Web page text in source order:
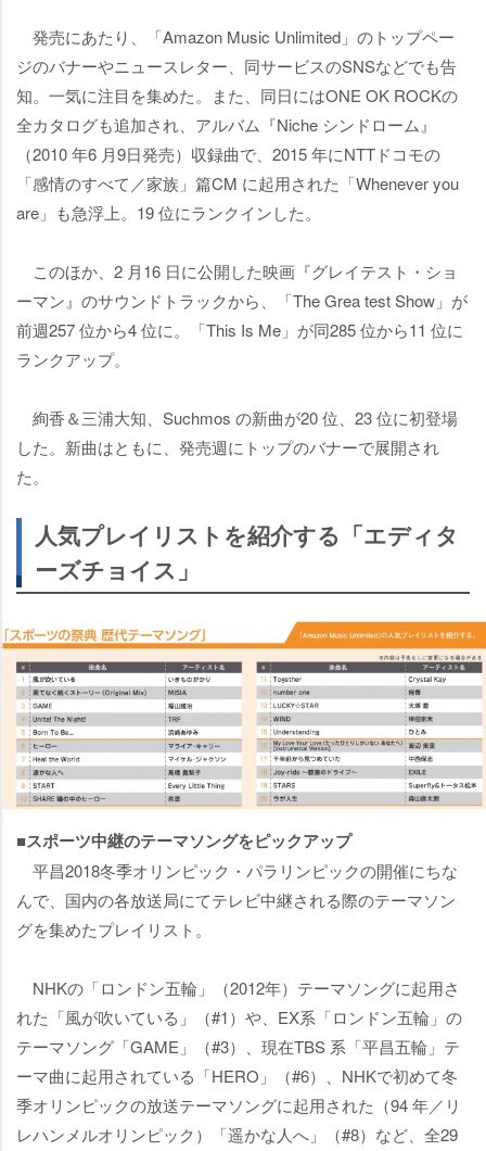
発売にあたり、「Amazon Music Unlimited」のトップペー
ジのバナーやニュースレター、同サービスのSNSなどでも告
知。一気に注目を集めた。また、同日にはONE OK ROCKの
全カタログも追加され、アルバム『Niche シンドローム』
（2010 年6 月9日発売）収録曲で、2015 年にNTTドコモの
「感情のすべて／家族」篇CM に起用された「Whenever you
are」も急浮上。19 位にランクインした。
このほか、2 月16 日に公開した映画『グレイテスト・ショ
ーマン』のサウンドトラックから、「The Grea test Show」が
前週257 位から4 位に。「This Is Me」が同285 位から11 位に
ランクアップ。
絢香＆三浦大知、Suchmos の新曲が20 位、23 位に初登場
した。新曲はともに、発売週にトップのバナーで展開され
た。
人気プレイリストを紹介する「エディタ
ーズチョイス」
■スポーツ中継のテーマソングをピックアップ
平昌2018冬季オリンピック・パラリンピックの開催にちな
んで、国内の各放送局にてテレビ中継される際のテーマソン
グを集めたプレイリスト。
NHKの「ロンドン五輪」（2012年）テーマソングに起用さ
れた「風が吹いている」（#1）や、EX系「ロンドン五輪」の
テーマソング「GAME」（#3）、現在TBS 系「平昌五輪」テ
ーマ曲に起用されている「HERO」（#6）、NHKで初めて冬
季オリンピックの放送テーマソングに起用された（94 年／リ
レハンメルオリンピック）「遥かな人へ」（#8）など、全29